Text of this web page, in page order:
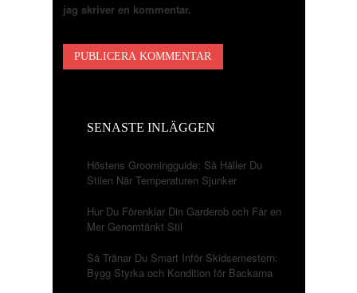
jag skriver en kommentar.
SENASTE INLÄGGEN
Höstens Groomingguide: Så Håller Du
Stilen När Temperaturen Sjunker
Hur Du Förenklar Din Garderob och Får en
Mer Genomtänkt Stil
Så Tränar Du Smart Inför Skidsemestern:
Bygg Styrka och Kondition för Backarna